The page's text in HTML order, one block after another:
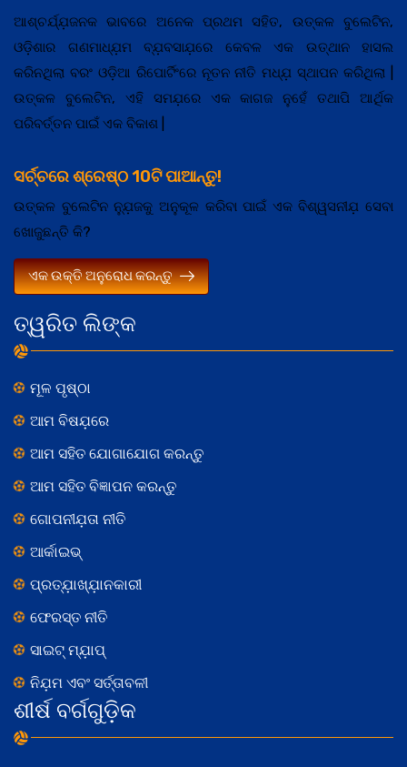
ତ୍ୱରିତ ଲିଙ୍କ
ମୂଳ ପୃଷ୍ଠା
ଆମ ବିଷଯ଼ରେ
ଆମ ସହିତ ଯୋଗାଯୋଗ କରନ୍ତୁ
ଆମ ସହିତ ବିଜ୍ଞାପନ କରନ୍ତୁ
ଗୋପନୀଯ଼ତା ନୀତି
ଆର୍କାଇଭ୍
ପ୍ରତ୍ଯ଼ାଖ୍ଯ଼ାନକାରୀ
ଫେରସ୍ତ ନୀତି
ସାଇଟ୍ ମ୍ଯ଼ାପ୍
ନିଯ଼ମ ଏବଂ ସର୍ତ୍ତାବଳୀ
ଶୀର୍ଷ ବର୍ଗଗୁଡ଼ିକ
ଆଶ୍ଚର୍ଯ୍ଯ଼ଜନକ ଭାବରେ ଅନେକ ପ୍ରଥମ ସହିତ, ଉତ୍କଳ ବୁଲେଟିନ,
ଓଡ଼ିଶାର ଗଣମାଧ୍ଯ଼ମ ବ୍ଯ଼ବସାଯ଼ରେ କେବଳ ଏକ ଉତ୍ଥାନ ହାସଲ
କରିନଥିଲା ବରଂ ଓଡ଼ିଆ ରିପୋର୍ଟିଂରେ ନୂତନ ନୀତି ମଧ୍ଯ଼ ସ୍ଥାପନ କରିଥିଲା |
ଉତ୍କଳ ବୁଲେଟିନ, ଏହି ସମଯ଼ରେ ଏକ କାଗଜ ନୁହେଁ ତଥାପି ଆର୍ଥିକ
ପରିବର୍ତ୍ତନ ପାଇଁ ଏକ ବିକାଶ |
ସର୍ଚ୍ଚରେ ଶ୍ରେଷ୍ଠ 10ଟି ପାଆନ୍ତୁ!
ଉତ୍କଳ ବୁଲେଟିନ ନ୍ଯ଼ୁଜକୁ ଅନୁକୂଳ କରିବା ପାଇଁ ଏକ ବିଶ୍ୱସନୀଯ଼ ସେବା
ଖୋଜୁଛନ୍ତି କି?
ଏକ ଉକ୍ତି ଅନୁରୋଧ କରନ୍ତୁ